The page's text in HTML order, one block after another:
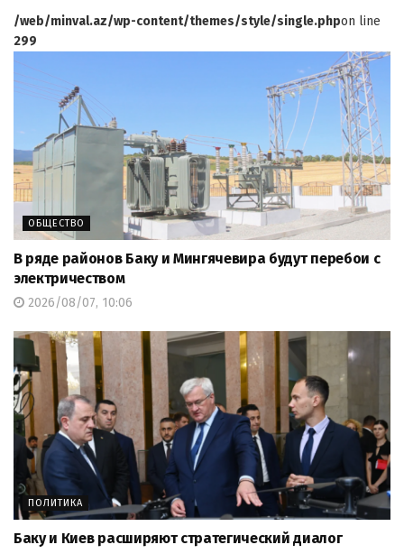
/web/minval.az/wp-content/themes/style/single.phpon line
299
ОБЩЕСТВО
В ряде районов Баку и Мингячевира будут перебои с
электричеством
2026/08/07, 10:06
ПОЛИТИКА
Баку и Киев расширяют стратегический диалог